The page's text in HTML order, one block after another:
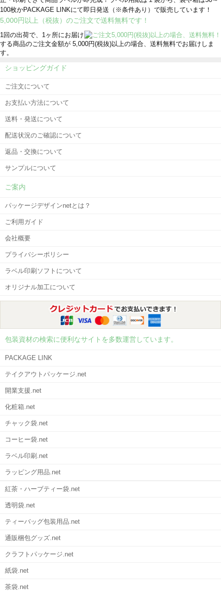
100枚かPACKAGE LINKにて即日発送 （※条件あり） で販売しています！
5,000円以上（税抜）のご注文で送料無料です！
1回の出荷で、1ヶ所にお届け
する商品のご注文金額が 5,000円(税抜)以上の場合、送料無料でお届けしま
す。
ショッピングガイド
ご注文について
お支払い方法について
送料・発送について
配送状況のご確認について
返品・交換について
サンプルについて
ご案内
パッケージデザインnetとは？
ご利用ガイド
会社概要
プライバシーポリシー
ラベル印刷ソフトについて
オリジナル加工について
包装資材の検索に便利なサイトを多数運営しています。
PACKAGE LINK
テイクアウトパッケージ.net
開業支援.net
化粧箱.net
チャック袋.net
コーヒー袋.net
ラベル印刷.net
ラッピング用品.net
紅茶・ハーブティー袋.net
透明袋.net
ティーバッグ包装用品.net
通販梱包グッズ.net
クラフトパッケージ.net
紙袋.net
茶袋.net